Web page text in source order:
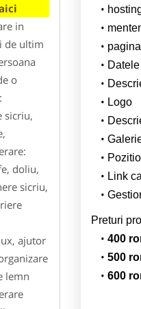
in
de ultim
o
sicriu,
doliu,
sicriu,
ajutor
lemn
Logo
Link
Preturi
400
500
600